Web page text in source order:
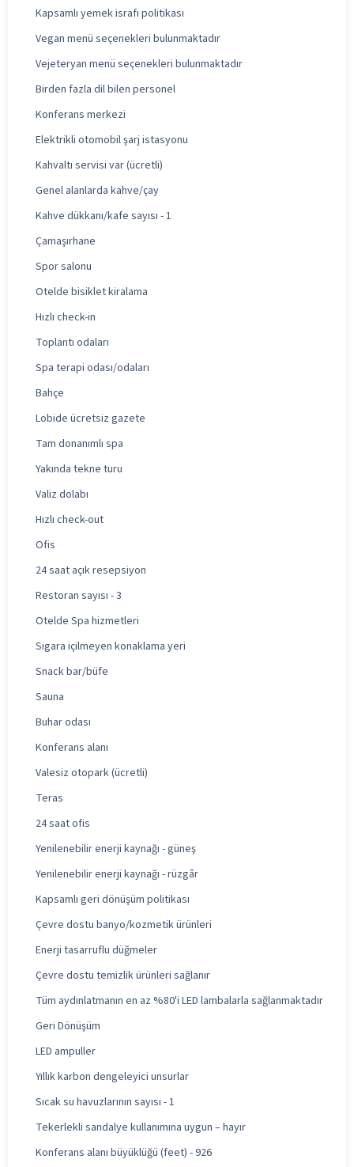
Kapsamlı yemek israfı politikası
Vegan menü seçenekleri bulunmaktadır
Vejeteryan menü seçenekleri bulunmaktadır
Birden fazla dil bilen personel
Konferans merkezi
Elektrikli otomobil şarj istasyonu
Kahvaltı servisi var (ücretli)
Genel alanlarda kahve/çay
Kahve dükkanı/kafe sayısı - 1
Çamaşırhane
Spor salonu
Otelde bisiklet kiralama
Hızlı check-in
Toplantı odaları
Spa terapi odası/odaları
Bahçe
Lobide ücretsiz gazete
Tam donanımlı spa
Yakında tekne turu
Valiz dolabı
Hızlı check-out
Ofis
24 saat açık resepsiyon
Restoran sayısı - 3
Otelde Spa hizmetleri
Sigara içilmeyen konaklama yeri
Snack bar/büfe
Sauna
Buhar odası
Konferans alanı
Valesiz otopark (ücretli)
Teras
24 saat ofis
Yenilenebilir enerji kaynağı - güneş
Yenilenebilir enerji kaynağı - rüzgâr
Kapsamlı geri dönüşüm politikası
Çevre dostu banyo/kozmetik ürünleri
Enerji tasarruflu düğmeler
Çevre dostu temizlik ürünleri sağlanır
Tüm aydınlatmanın en az %80'i LED lambalarla sağlanmaktadır
Geri Dönüşüm
LED ampuller
Yıllık karbon dengeleyici unsurlar
Sıcak su havuzlarının sayısı - 1
Tekerlekli sandalye kullanımına uygun – hayır
Konferans alanı büyüklüğü (feet) - 926